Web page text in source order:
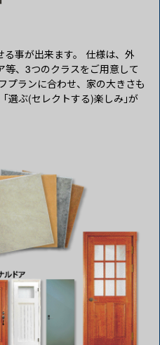
事が出来ます。 仕様は、外
、3つのクラスをご用意して
プランに合わせ、家の大きさも
選ぶ(セレクトする)楽しみ｣が